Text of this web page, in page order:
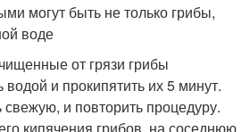
могут быть не только грибы,
воде
от грязи грибы
водой и прокипятить их 5 минут.
свежую, и повторить процедуру.
кипячения грибов, на соседнюю